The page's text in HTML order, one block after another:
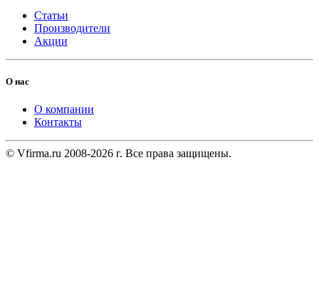
Статьи
Производители
Акции
О нас
О компании
Контакты
© Vfirma.ru 2008-2026 г. Все права защищены.